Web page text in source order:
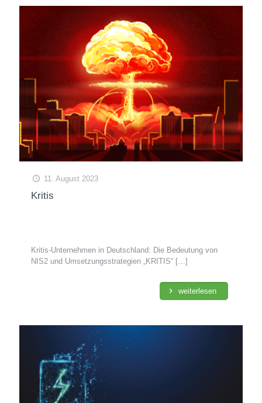
11. August 2023
Kritis
Kritis-Unternehmen in Deutschland: Die Bedeutung von
NIS2 und Umsetzungsstrategien „KRITIS“ […]
weiterlesen